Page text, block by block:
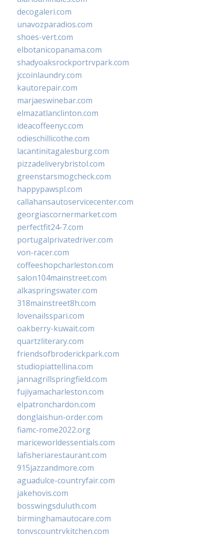
decogaleri.com
unavozparadios.com
shoes-vert.com
elbotanicopanama.com
shadyoaksrockportrvpark.com
jccoinlaundry.com
kautorepair.com
marjaeswinebar.com
elmazatlanclinton.com
ideacoffeenyc.com
odieschillicothe.com
lacantinitagalesburg.com
pizzadeliverybristol.com
greenstarsmogcheck.com
happypawspl.com
callahansautoservicecenter.com
georgiascornermarket.com
perfectfit24-7.com
portugalprivatedriver.com
von-racer.com
coffeeshopcharleston.com
salon104mainstreet.com
alkaspringswater.com
318mainstreet8h.com
lovenailsspari.com
oakberry-kuwait.com
quartzliterary.com
friendsofbroderickpark.com
studiopiattellina.com
jannagrillspringfield.com
fujiyamacharleston.com
elpatronchardon.com
donglaishun-order.com
fiamc-rome2022.org
mariceworldessentials.com
lafisheriarestaurant.com
915jazzandmore.com
aguadulce-countryfair.com
jakehovis.com
bosswingsduluth.com
birminghamautocare.com
tonyscountrykitchen.com